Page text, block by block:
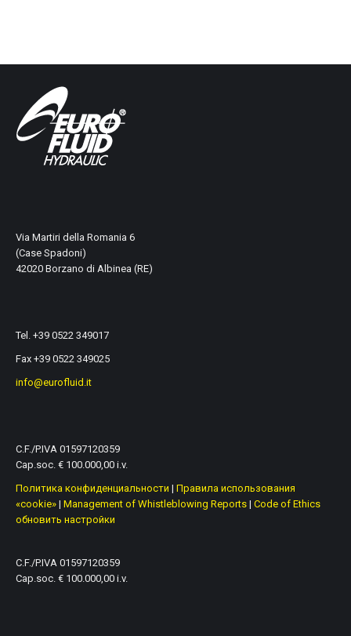
Via Martiri della Romania 6
(Case Spadoni)
42020 Borzano di Albinea (RE)
Tel. +39 0522 349017
Fax +39 0522 349025
info@eurofluid.it
C.F./P.IVA 01597120359
Cap.soc. € 100.000,00 i.v.
Политика конфиденциальности | Правила использования
«cookie» | Management of Whistleblowing Reports | Code of Ethics
обновить настройки
C.F./P.IVA 01597120359
Cap.soc. € 100.000,00 i.v.